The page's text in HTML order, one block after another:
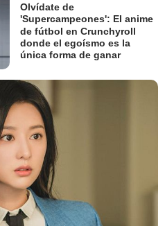
Olvídate de
'Supercampeones': El anime
de fútbol en Crunchyroll
donde el egoísmo es la
única forma de ganar